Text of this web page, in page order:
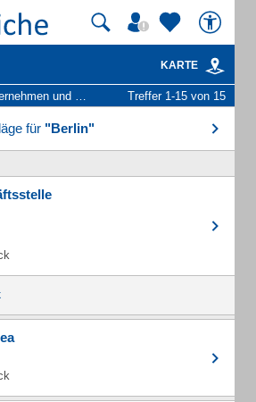
KARTE
und Personen Treffer 1-15 von 15
für "Berlin"